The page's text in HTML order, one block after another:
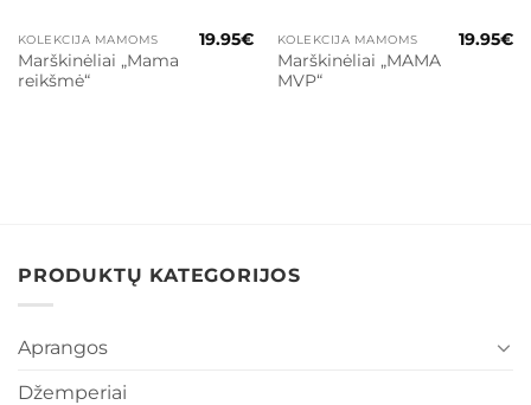
KOLEKCIJA MAMOMS
Marškinėliai „Mama
reikšmė“
19.95€ KOLEKCIJA MAMOMS
Marškinėliai „MAMA
MVP“
19.95€
PRODUKTŲ KATEGORIJOS
Aprangos
Džemperiai